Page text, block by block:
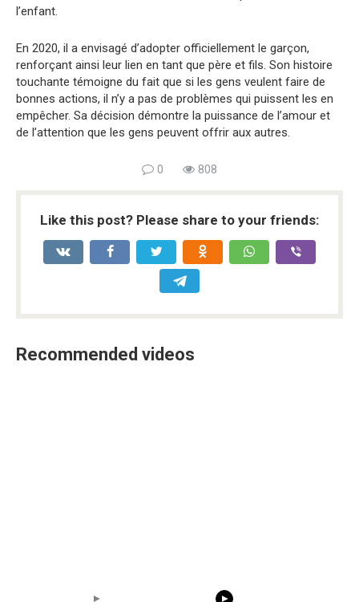
l’enfant.
En 2020, il a envisagé d’adopter officiellement le garçon,
renforçant ainsi leur lien en tant que père et fils. Son histoire
touchante témoigne du fait que si les gens veulent faire de
bonnes actions, il n’y a pas de problèmes qui puissent les en
empêcher. Sa décision démontre la puissance de l’amour et
de l’attention que les gens peuvent offrir aux autres.
0 808
Like this post? Please share to your friends:
Recommended videos